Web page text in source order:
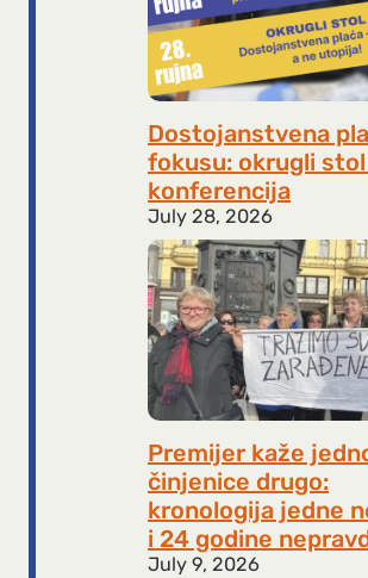
Dostojanstvena
fokusu: okrugli
konferencija
July 28, 2026
Premijer kaže
činjenice drugo:
kronologija jedne
i 24 godine
July 9, 2026